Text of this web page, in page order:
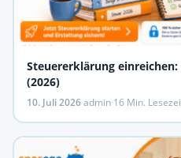
Steuererklärung
(2026)
10. Juli 2026·admin·16 Min.